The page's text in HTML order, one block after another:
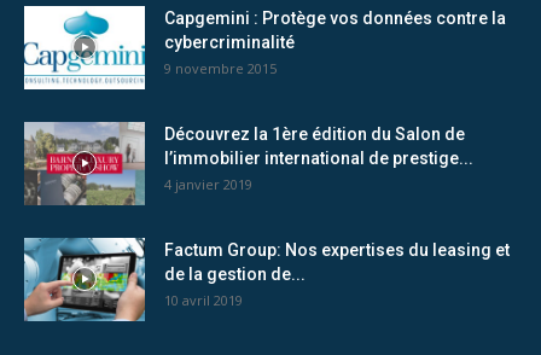
Capgemini : Protège vos données contre la
cybercriminalité
9 novembre 2015
Découvrez la 1ère édition du Salon de
l’immobilier international de prestige...
4 janvier 2019
Factum Group: Nos expertises du leasing et
de la gestion de...
10 avril 2019